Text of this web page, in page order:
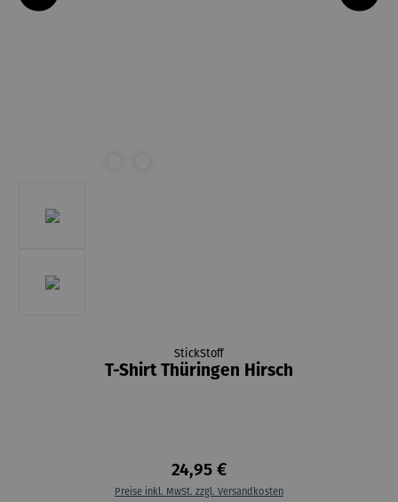
StickStoff
T-Shirt Thüringen Hirsch
24,95 €
Preise inkl. MwSt. zzgl. Versandkosten